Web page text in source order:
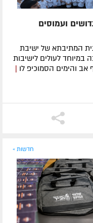
ועמוסים
המתיבתא של ישיבת
במיוחד לעולים לישיבות
והימים הסמוכיפ לו |
חדשות »